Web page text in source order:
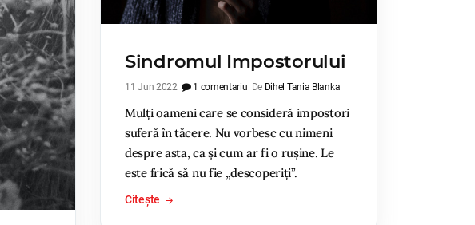
Sindromul Impostorului
11 Jun 2022 1 comentariu De Dihel Tania Blanka
Mulți oameni care se consideră impostori
suferă în tăcere. Nu vorbesc cu nimeni
despre asta, ca și cum ar fi o rușine. Le
este frică să nu fie „descoperiți”.
Citește